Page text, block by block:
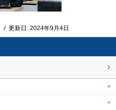
/ 更新日: 2024年9月4日